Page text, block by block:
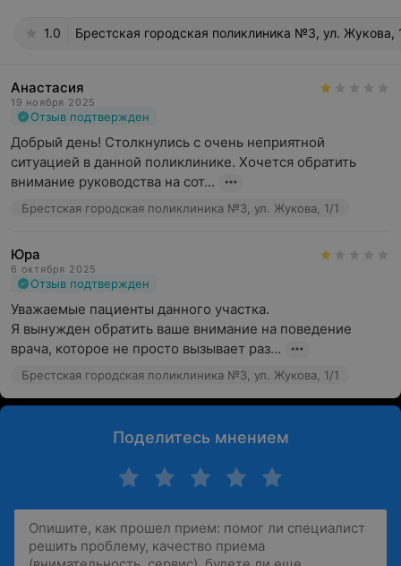
1.0 Брестская городская поликлиника №3, ул. Жукова,
Анастасия
19 ноября 2025
Отзыв подтвержден
Добрый день! Столкнулись с очень неприятной
ситуацией в данной поликлинике. Хочется обратить
внимание руководства на сот...
Брестская городская поликлиника №3, ул. Жукова, 1/1
Юра
6 октября 2025
Отзыв подтвержден
Уважаемые пациенты данного участка.
Я вынужден обратить ваше внимание на поведение
врача, которое не просто вызывает раз...
Брестская городская поликлиника №3, ул. Жукова, 1/1
Поделитесь мнением